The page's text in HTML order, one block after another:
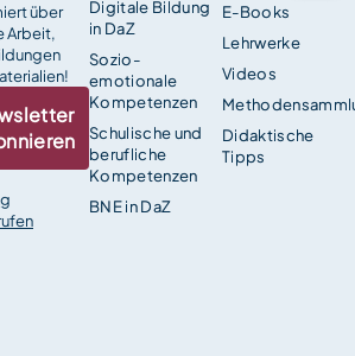
Digitale Bildung
in DaZ
Sozio-
emotionale
Kompetenzen
Schulische und
berufliche
Kompetenzen
BNE in DaZ
E-Books
Lehrwerke
Videos
Didaktische
Tipps
über
Arbeit,